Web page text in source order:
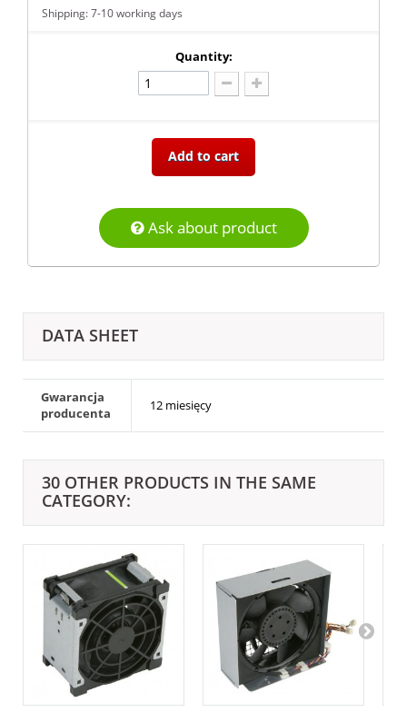
Shipping: 7-10 working days
Quantity:
Add to cart
Ask about product
DATA SHEET
Gwarancja
producenta
12 miesięcy
30 OTHER PRODUCTS IN THE SAME
CATEGORY: